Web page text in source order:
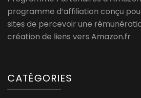
programme d’affiliation conçu
sites de percevoir une
création de liens vers Amazon.fr
CATÉGORIES